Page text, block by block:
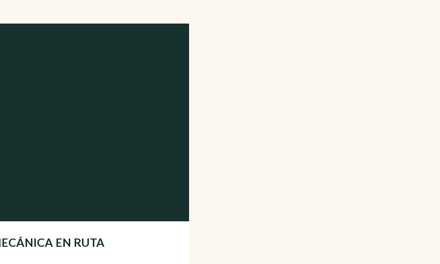
EN RUTA